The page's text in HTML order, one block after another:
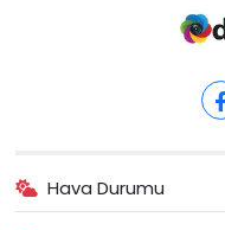
Hava Durumu